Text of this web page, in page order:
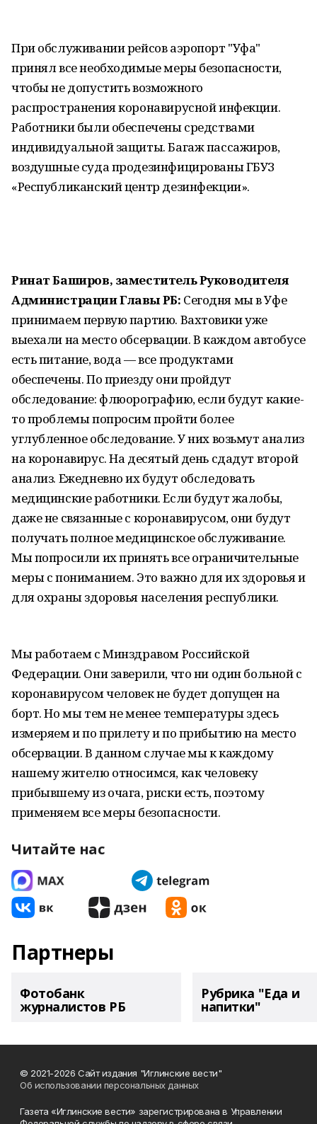
При обслуживании рейсов аэропорт "Уфа"
принял все необходимые меры безопасности,
чтобы не допустить возможного
распространения коронавирусной инфекции.
Работники были обеспечены средствами
индивидуальной защиты. Багаж пассажиров,
воздушные суда продезинфицированы ГБУЗ
«Республиканский центр дезинфекции».
Ринат Баширов, заместитель Руководителя
Администрации Главы РБ: Сегодня мы в Уфе
принимаем первую партию. Вахтовики уже
выехали на место обсервации. В каждом автобусе
есть питание, вода — все продуктами
обеспечены. По приезду они пройдут
обследование: флюорографию, если будут какие-
то проблемы попросим пройти более
углубленное обследование. У них возьмут анализ
на коронавирус. На десятый день сдадут второй
анализ. Ежедневно их будут обследовать
медицинские работники. Если будут жалобы,
даже не связанные с коронавирусом, они будут
получать полное медицинское обслуживание.
Мы попросили их принять все ограничительные
меры с пониманием. Это важно для их здоровья и
для охраны здоровья населения республики.
Мы работаем с Минздравом Российской
Федерации. Они заверили, что ни один больной с
коронавирусом человек не будет допущен на
борт. Но мы тем не менее температуры здесь
измеряем и по прилету и по прибытию на место
обсервации. В данном случае мы к каждому
нашему жителю относимся, как человеку
прибывшему из очага, риски есть, поэтому
применяем все меры безопасности.
Читайте нас
Партнеры
Фотобанк
журналистов РБ
Рубрика "Еда и
напитки"
© 2021-2026 Сайт издания "Иглинские вести"
Об использовании персональных данных
Газета «Иглинские вести» зарегистрирована в Управлении